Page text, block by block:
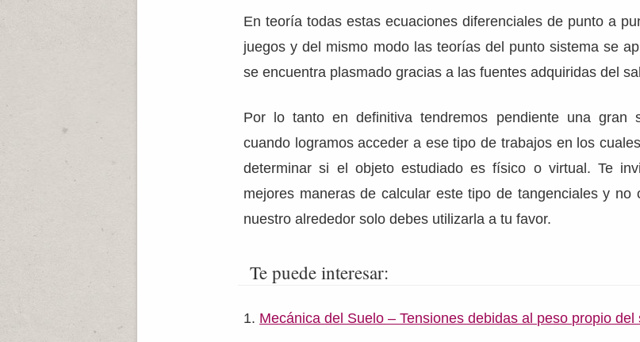
En teoría todas estas ecuaciones diferenciales de punto a
juegos y del mismo modo las teorías del punto sistema se
se encuentra plasmado gracias a las fuentes adquiridas del
Por lo tanto en definitiva tendremos pendiente una gran
cuando logramos acceder a ese tipo de trabajos en los
determinar si el objeto estudiado es físico o virtual. Te
mejores maneras de calcular este tipo de tangenciales y
nuestro alrededor solo debes utilizarla a tu favor.
Te puede interesar:
Mecánica del Suelo – Tensiones debidas al peso propio del